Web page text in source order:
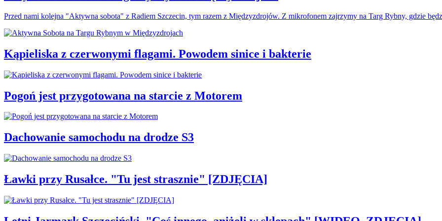
Przed nami kolejna "Aktywna sobota" z Radiem Szczecin, tym razem z Międzyzdrojów. Z mikrofonem zajrzymy na Targ Rybny, gdzie
Kąpieliska z czerwonymi flagami. Powodem sinice i bakterie
Pogoń jest przygotowana na starcie z Motorem
Dachowanie samochodu na drodze S3
Ławki przy Rusałce. "Tu jest strasznie" [ZDJĘCIA]